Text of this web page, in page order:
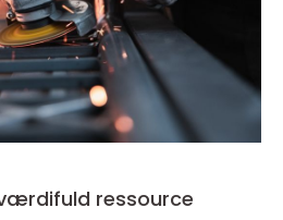
til værdifuld ressource